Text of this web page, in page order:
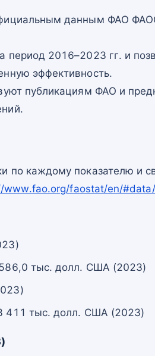
данным ФАО
период 2016–2023 гг. и
эффективность.
публикациям ФАО и
по каждому показателю и
www.fao.org/faostat/en/
586,0 тыс. долл. США (2023)
411 тыс. долл. США (2023)